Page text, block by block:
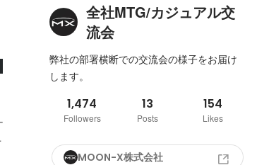
全社MTG/カジュアル交
流会
弊社の部署横断での交流会の様子をお届け
します。
1,474
Followers
13
Posts
154
Likes
MOON-X株式会社